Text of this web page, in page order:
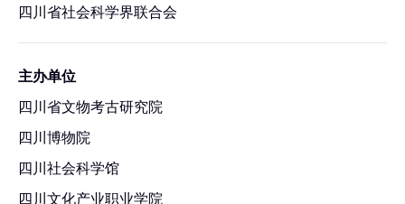
四川省社会科学界联合会
主办单位
四川省文物考古研究院
四川博物院
四川社会科学馆
四川文化产业职业学院